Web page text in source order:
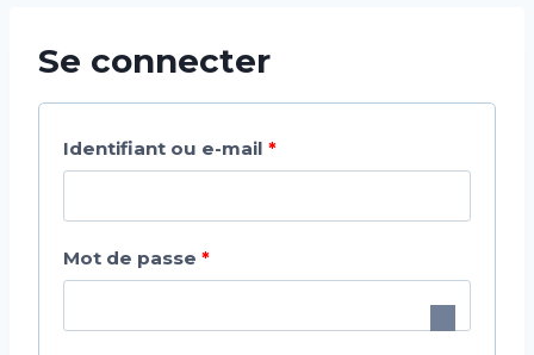
Se connecter
Identifiant ou e-mail *O
i
Mot de passe *O